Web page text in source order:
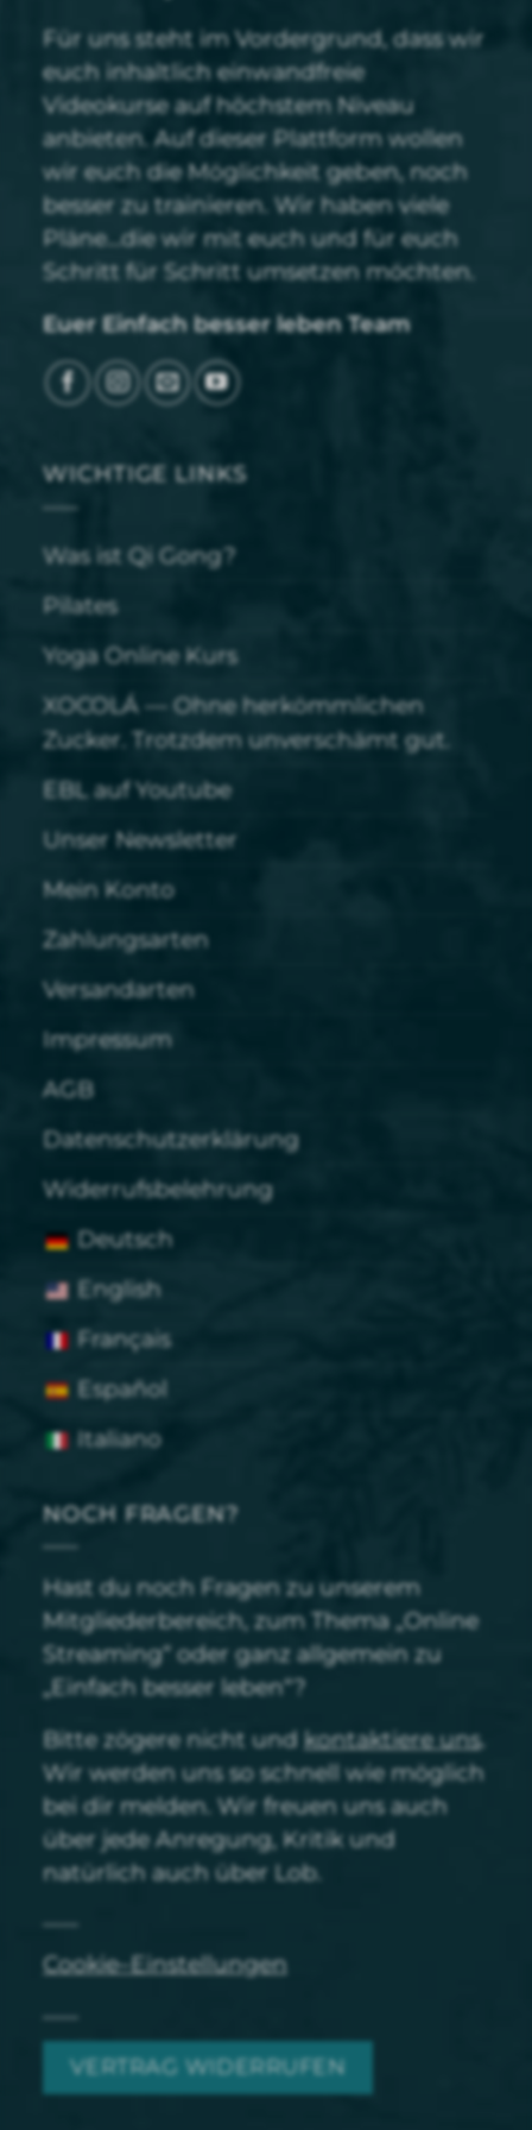
Für uns steht im Vordergrund, dass wir
euch inhaltlich einwandfreie
Videokurse auf höchstem Niveau
anbieten. Auf dieser Plattform wollen
wir euch die Möglichkeit geben, noch
besser zu trainieren. Wir haben viele
Pläne…die wir mit euch und für euch
Schritt für Schritt umsetzen möchten.
Euer Einfach besser leben Team
WICHTIGE LINKS
Was ist Qi Gong?
Pilates
Yoga Online Kurs
XOCOLÁ — Ohne herkömmlichen
Zucker. Trotzdem unverschämt gut.
EBL auf Youtube
Unser Newsletter
Mein Konto
Zahlungsarten
Versandarten
Impressum
AGB
Datenschutzerklärung
Widerrufsbelehrung
Deutsch
English
Français
Español
Italiano
NOCH FRAGEN?
Hast du noch Fragen zu unserem
Mitgliederbereich, zum Thema „Online
Streaming“ oder ganz allgemein zu
„Einfach besser leben“?
Bitte zögere nicht und kontaktiere uns.
Wir werden uns so schnell wie möglich
bei dir melden. Wir freuen uns auch
über jede Anregung, Kritik und
natürlich auch über Lob.
Cookie–Einstellungen
VERTRAG WIDERRUFEN